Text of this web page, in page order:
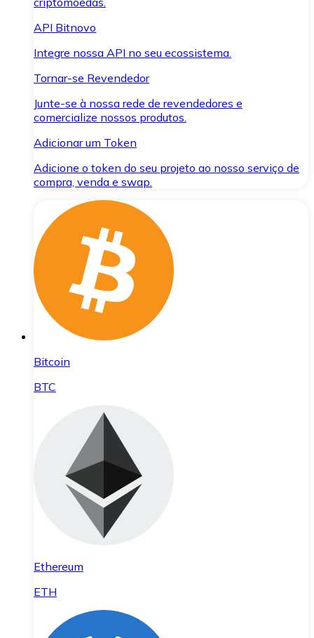
API Bitnovo
Integre nossa API no seu ecossistema.
Tornar-se Revendedor
Junte-se à nossa rede de revendedores e
comercialize nossos produtos.
Adicionar um Token
Adicione o token do seu projeto ao nosso serviço de
compra, venda e swap.
Bitcoin
BTC
Ethereum
ETH